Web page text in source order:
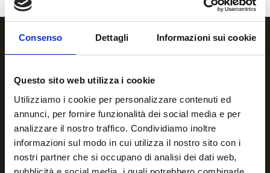
Consenso Dettagli Informazioni sui cookie
Questo sito web utilizza i cookie
Utilizziamo i cookie per personalizzare contenuti ed
annunci, per fornire funzionalità dei social media e per
analizzare il nostro traffico. Condividiamo inoltre
informazioni sul modo in cui utilizza il nostro sito con i
nostri partner che si occupano di analisi dei dati web,
Per qualsiasi informazione o